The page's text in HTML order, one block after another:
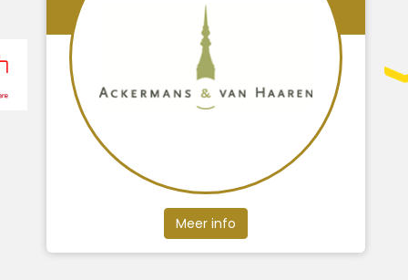
Meer info